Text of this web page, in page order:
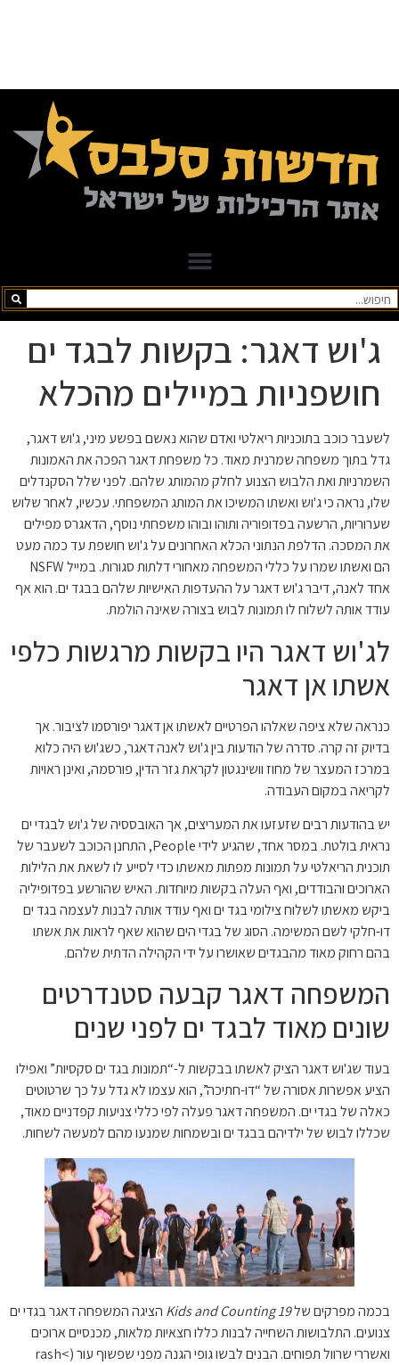
ג'וש דאגר: בקשות לבגד ים
חושפניות במיילים מהכלא
לשעבר כוכב בתוכניות ריאלטי ואדם שהוא נאשם בפשע מיני, ג'וש דאגר,
גדל בתוך משפחה שמרנית מאוד. כל משפחת דאגר הפכה את האמונות
השמרניות ואת הלבוש הצנוע לחלק מהמותג שלהם. לפני שלל הסקנדלים
שלו, נראה כי ג'וש ואשתו המשיכו את המותג המשפחתי. עכשיו, לאחר שלוש
שערוריות, הרשעה בפדופוריה ותוהו ובוהו משפחתי נוסף, הדאגרס מפילים
את המסכה. הדלפת הנתוני הכלא האחרונים על ג'וש חושפת עד כמה מעט
הם ואשתו שמרו על כללי המשפחה מאחורי דלתות סגורות. במייל NSFW
אחד לאנה, דיבר ג'וש דאגר על ההעדפות האישיות שלהם בבגד ים. הוא אף
עודד אותה לשלוח לו תמונות לבוש בצורה שאינה הולמת.
לג'וש דאגר היו בקשות מרגשות כלפי
אשתו אן דאגר
כנראה שלא ציפה שאלהו הפרטיים לאשתו אן דאגר יפורסמו לציבור. אך
בדיוק זה קרה. סדרה של הודעות בין ג'וש לאנה דאגר, כשג'וש היה כלוא
במרכז המעצר של מחוז וושינגטון לקראת גזר הדין, פורסמה, ואינן ראויות
לקריאה במקום העבודה.
יש בהודעות רבים שזעזעו את המעריצים, אך האובססיה של ג'וש לבגדי ים
נראית בולטת. במסר אחד, שהגיע לידי People, התחנן הכוכב לשעבר של
תוכנית הריאלטי על תמונות מפתות מאשתו כדי לסייע לו לשאת את הלילות
הארוכים והבודדים, ואף העלה בקשות מיוחדות. האיש שהורשע בפדופיליה
ביקש מאשתו לשלוח צילומי בגד ים ואף עודד אותה לבנות לעצמה בגד ים
דו-חלקי לשם המשימה. הסוג של בגדי הים שהוא שאף לראות את אשתו
בהם רחוק מאוד מהבגדים שאושרו על ידי הקהילה הדתית שלהם.
המשפחה דאגר קבעה סטנדרטים
שונים מאוד לבגד ים לפני שנים
בעוד שג'וש דאגר הציק לאשתו בבקשות ל-“תמונות בגד ים סקסיות” ואפילו
הציע אפשרות אסורה של “דו-חתיכה”, הוא עצמו לא גדל על כך שרטוטים
כאלה של בגדי ים. המשפחה דאגר פעלה לפי כללי צניעות קפדניים מאוד,
שכללו לבוש של ילדיהם בבגד ים ובשמחות שמנעו מהם למעשה לשחות.
בכמה מפרקים של19 Kids and Counting
הציגה המשפחה דאגר בגדי ים
צנועים. התלבושות השחייה לבנות כללו חצאיות מלאות, מכנסיים ארוכים
ואשררי שרוול תפוחים. הבנים לבשו גופי הגנה מפני שפשוף עור (>rash